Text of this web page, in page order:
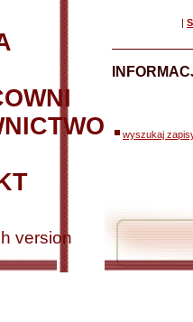
version
|
wyszukaj